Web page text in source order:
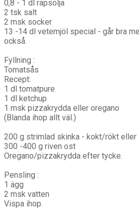
0,8 - 1 dl rapsolja
2 tsk salt
2 msk socker
13 -14 dl vetemjöl special - går bra
också.
Fyllning :
Tomatsås
Recept:
1 dl tomatpure
1 dl ketchup
1 msk pizzakrydda eller oregano
(Blanda ihop allt väl.)
200 g strimlad skinka - kokt/rökt eller
300 -400 g riven ost
Oregano/pizzakrydda efter tycke.
Pensling :
1 ägg
2 msk vatten
Vispa ihop.